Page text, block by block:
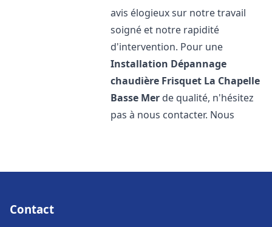
avis élogieux sur notre travail
soigné et notre rapidité
d'intervention. Pour une
Installation Dépannage
chaudière Frisquet La Chapelle
Basse Mer de qualité, n'hésitez
pas à nous contacter. Nous
Contact